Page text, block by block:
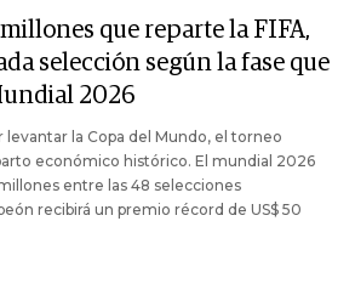
millones que reparte la FIFA,
selección según la fase que
2026
levantar la Copa del Mundo, el torneo
económico histórico. El mundial 2026
entre las 48 selecciones
recibirá un premio récord de US$ 50